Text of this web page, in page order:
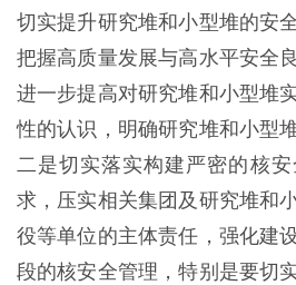
切实提升研究堆和小型堆的安
把握高质量发展与高水平安全
进一步提高对研究堆和小型堆
性的认识，明确研究堆和小型
二是切实落实构建严密的核
求，压实相关集团及研究堆和
役等单位的主体责任，强化建
段的核安全管理，特别是要切